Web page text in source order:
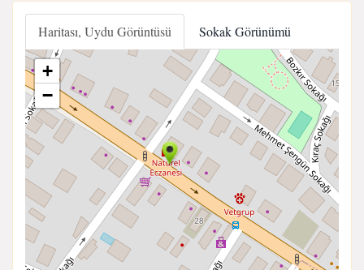
Haritası, Uydu Görüntüsü Sokak Görünümü
+
−